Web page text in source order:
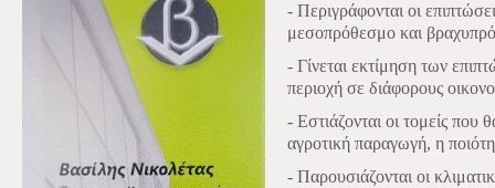
- Περιγράφονται οι
μεσοπρόθεσμο και
- Γίνεται εκτίμηση των
περιοχή σε διάφορους
- Εστιάζονται οι τομείς
αγροτική παραγωγή, η
- Παρουσιάζονται οι